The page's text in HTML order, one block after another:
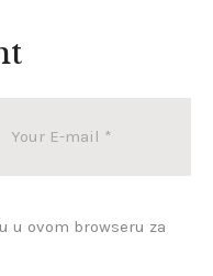
u ovom browseru za